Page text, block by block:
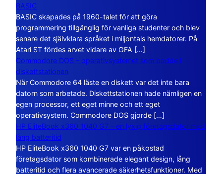
BASIC
BASIC skapades på 1960-talet för att göra
programmering tillgänglig för vanliga studenter och blev
senare det självklara språket i miljontals hemdatorer. På
Atari ST fördes arvet vidare av GFA […]
Commodore DOS – operativsystemet som bodde i
diskettstationen
När Commodore 64 läste en diskett var det inte bara
datorn som arbetade. Diskettstationen hade nämligen en
egen processor, ett eget minne och ett eget
operativsystem. Commodore DOS gjorde […]
HP EliteBook x360 1040 G7 – en lyxig företagsdator med
lång batteritid
HP EliteBook x360 1040 G7 var en påkostad
företagsdator som kombinerade elegant design, lång
batteritid och flera avancerade säkerhetsfunktioner. Med